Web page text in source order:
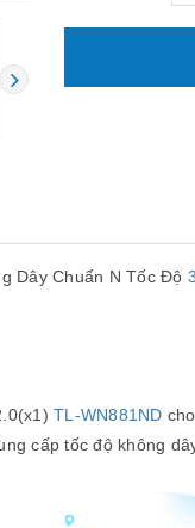
Dây Chuẩn N Tốc Độ
TL-WN881ND
cấp tốc độ không